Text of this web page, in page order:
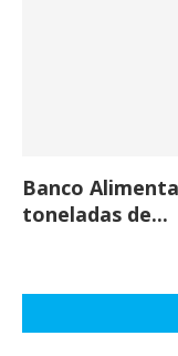
Banco
toneladas de...